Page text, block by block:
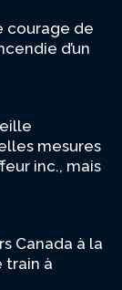
courage de
d’un
mesures
inc., mais
Canada à la
train à